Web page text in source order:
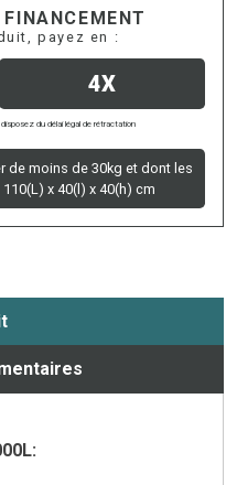
FINANCEMENT
payez en :
4X
du délai légal de rétractation
de moins de 30kg et dont les
x 40(l) x 40(h) cm